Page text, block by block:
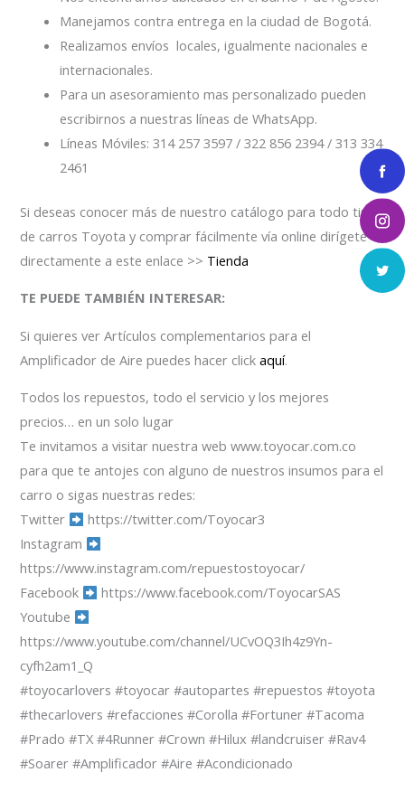
Manejamos contra entrega en la ciudad de Bogotá.
Realizamos envíos locales, igualmente nacionales e
internacionales.
Para un asesoramiento mas personalizado pueden
escribirnos a nuestras líneas de WhatsApp.
Líneas Móviles: 314 257 3597 / 322 856 2394 / 313 334
2461
Si deseas conocer más de nuestro catálogo para todo tipo
de carros Toyota y comprar fácilmente vía online dirígete
directamente a este enlace >> Tienda
TE PUEDE TAMBIÉN INTERESAR:
Si quieres ver Artículos complementarios para el
Amplificador de Aire puedes hacer clickaquí.
Todos los repuestos, todo el servicio y los mejores
precios… en un solo lugar
Te invitamos a visitar nuestra web www.toyocar.com.co
para que te antojes con alguno de nuestros insumos para el
carro o sigas nuestras redes:
Twitter
https://twitter.com/Toyocar3
Instagram
https://www.instagram.com/repuestostoyocar/
Facebook
https://www.facebook.com/ToyocarSAS
Youtube
https://www.youtube.com/channel/UCvOQ3Ih4z9Yn-
cyfh2am1_Q
#toyocarlovers #toyocar #autopartes #repuestos #toyota
#thecarlovers #refacciones #Corolla #Fortuner #Tacoma
#Prado #TX #4Runner #Crown #Hilux #landcruiser #Rav4
#Soarer #Amplificador #Aire #Acondicionado